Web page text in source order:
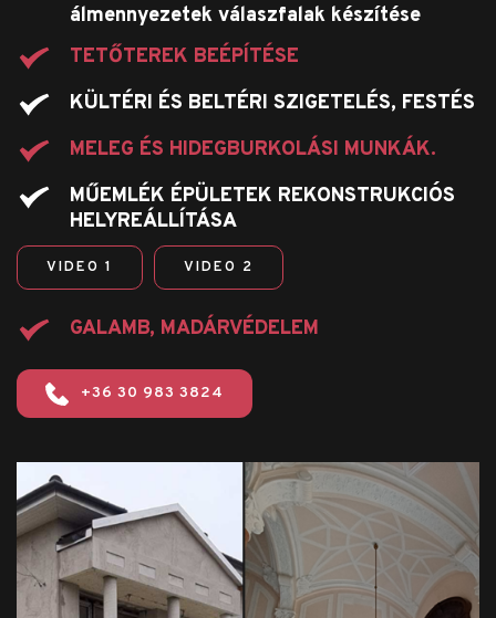
álmennyezetek válaszfalak készítése
TETŐTEREK BEÉPÍTÉSE
KÜLTÉRI ÉS BELTÉRI SZIGETELÉS, FESTÉS
MELEG ÉS HIDEGBURKOLÁSI MUNKÁK.
MŰEMLÉK ÉPÜLETEK REKONSTRUKCIÓS
HELYREÁLLÍTÁSA
VIDEO 1 VIDEO 2
GALAMB, MADÁRVÉDELEM
+36 30 983 3824